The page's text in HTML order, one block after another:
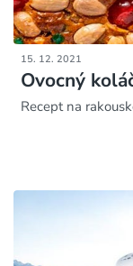
15. 12. 2021
Ovocný
Recept na